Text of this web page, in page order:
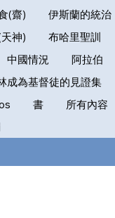
(齋)
伊斯蘭的統治
神)
布哈里聖訓
中國情況
阿拉伯
成為基督徒的見證集
書
所有內容